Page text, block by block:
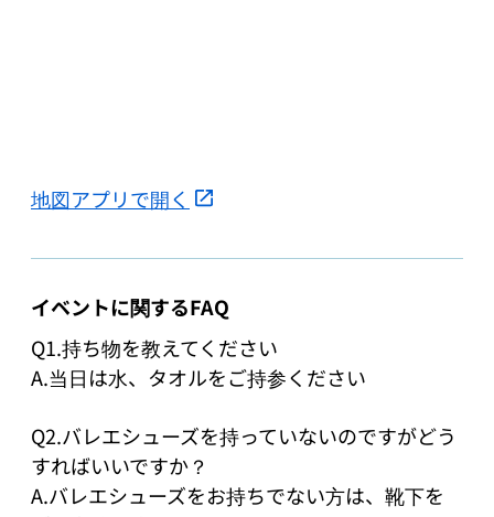
地図アプリで開く
イベントに関するFAQ
Q1.持ち物を教えてください
A.当日は水、タオルをご持参ください
Q2.バレエシューズを持っていないのですがどう
すればいいですか？
A.バレエシューズをお持ちでない方は、靴下を